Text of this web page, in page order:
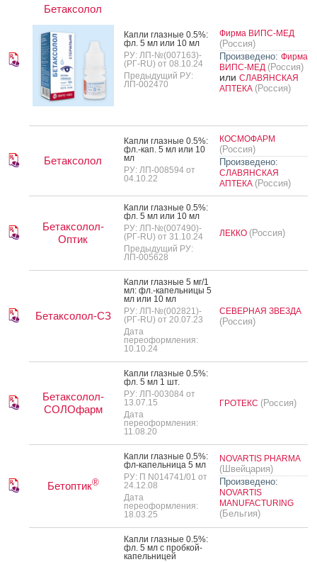
Бетаксолол
Кап­ли глаз­ные 0.5%:
фл. 5 мл или 10 мл
РУ: ЛП-№(007163)-
(РГ-RU) от 08.10.24
Предыдущий РУ:
ЛП-002470
Фирма ВИПС-МЕД
(Россия)
Произведено: Фирма
ВИПС-МЕД (Россия)
или СЛАВЯНСКАЯ
АПТЕКА (Россия)
Бетаксолол
Кап­ли глаз­ные 0.5%:
фл.-кап. 5 мл или 10
мл
РУ: ЛП-008594 от
04.10.22
КОСМОФАРМ
(Россия)
Произведено:
СЛАВЯНСКАЯ
АПТЕКА (Россия)
Бетаксолол-
Оптик
Кап­ли глаз­ные 0.5%:
фл. 5 мл или 10 мл
РУ: ЛП-№(007490)-
(РГ-RU) от 31.10.24
Предыдущий РУ:
ЛП-005628
ЛЕККО (Россия)
Бетаксолол-СЗ
Кап­ли глаз­ные 5 мг/1
мл: фл.-ка­пель­ни­цы 5
мл или 10 мл
РУ: ЛП-№(002821)-
(РГ-RU) от 20.07.23
Дата
переоформления:
10.10.24
СЕВЕРНАЯ ЗВЕЗДА
(Россия)
Бетаксолол-
СОЛОфарм
Кап­ли глаз­ные 0.5%:
фл. 5 мл 1 шт.
РУ: ЛП-003084 от
13.07.15
Дата
переоформления:
11.08.20
ГРОТЕКС (Россия)
Бетоптик®
Кап­ли глаз­ные 0.5%:
фл-ка­пель­ни­ца 5 мл
РУ: П N014741/01 от
24.12.08
Дата
переоформления:
18.03.25
NOVARTIS PHARMA
(Швейцария)
Произведено:
NOVARTIS
MANUFACTURING
(Бельгия)
Кап­ли глаз­ные 0.5%:
фл. 5 мл с проб­кой-
ка­пель­ни­цей